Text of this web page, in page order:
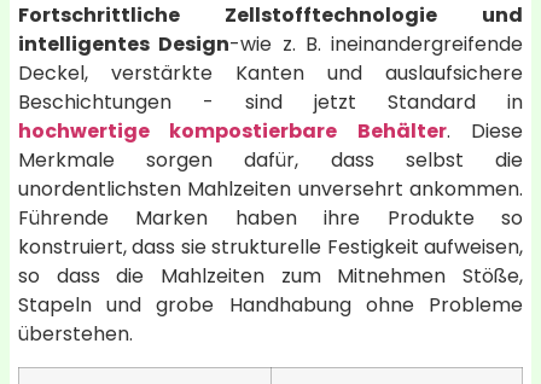
Fortschrittliche Zellstofftechnologie und
intelligentes Design-wie z. B. ineinandergreifende
Deckel, verstärkte Kanten und auslaufsichere
Beschichtungen - sind jetzt Standard in
hochwertige kompostierbare Behälter. Diese
Merkmale sorgen dafür, dass selbst die
unordentlichsten Mahlzeiten unversehrt ankommen.
Führende Marken haben ihre Produkte so
konstruiert, dass sie strukturelle Festigkeit aufweisen,
so dass die Mahlzeiten zum Mitnehmen Stöße,
Stapeln und grobe Handhabung ohne Probleme
überstehen.